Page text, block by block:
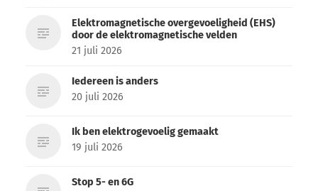
Elektromagnetische overgevoeligheid (EHS)
door de elektromagnetische velden
21 juli 2026
Iedereen is anders
20 juli 2026
Ik ben elektrogevoelig gemaakt
19 juli 2026
Stop 5- en 6G